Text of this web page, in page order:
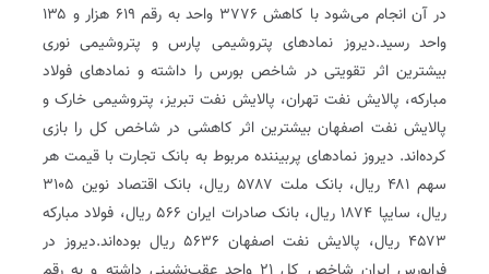
در آن انجام می‌شود با کاهش ۳۷۷۶ واحد به رقم ۶۱۹ هزار و ۱۳۵
واحد رسید.دیروز نمادهای پتروشیمی پارس و پتروشیمی نوری
بیشترین اثر تقویتی در شاخص بورس را داشته و نمادهای فولاد
مبارکه، پالایش نفت تهران، پالایش نفت تبریز، پتروشیمی خارک و
پالایش نفت اصفهان بیشترین اثر کاهشی در شاخص کل را بازی
کرده‌اند. دیروز نمادهای پربیننده مربوط به بانک تجارت با قیمت هر
سهم ۴۸۱ ریال، بانک ملت ۵۷۸۷ ریال، بانک اقتصاد نوین ۳۱۰۵
ریال، سایپا ۱۸۷۴ ریال، بانک صادرات ایران ۵۶۶ ریال، فولاد مبارکه
۴۵۷۳ ریال، پالایش نفت اصفهان ۵۶۳۶ ریال‌ بوده‌اند.دیروز در